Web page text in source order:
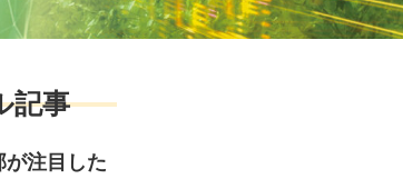
記事
が注目した